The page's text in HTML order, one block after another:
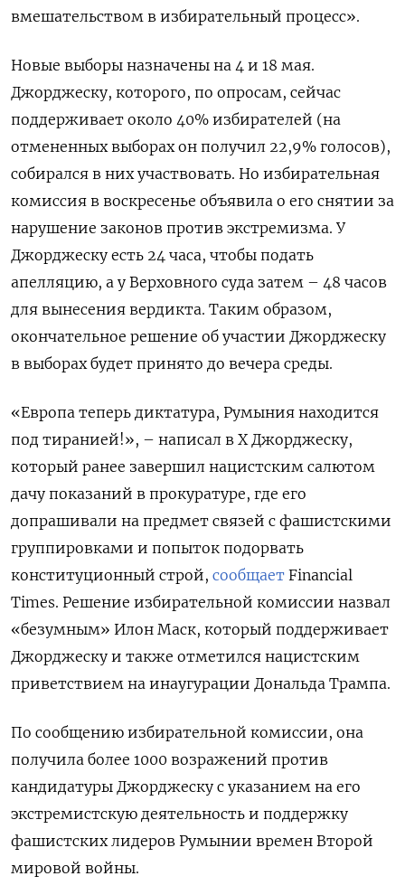
вмешательством в избирательный процесс».
Новые выборы назначены на 4 и 18 мая.
Джорджеску, которого, по опросам, сейчас
поддерживает около 40% избирателей (на
отмененных выборах он получил 22,9% голосов),
собирался в них участвовать. Но избирательная
комиссия в воскресенье объявила о его снятии за
нарушение законов против экстремизма. У
Джорджеску есть 24 часа, чтобы подать
апелляцию, а у Верховного суда затем – 48 часов
для вынесения вердикта. Таким образом,
окончательное решение об участии Джорджеску
в выборах будет принято до вечера среды.
«Европа теперь диктатура, Румыния находится
под тиранией!», – написал в Х Джорджеску,
который ранее завершил нацистским салютом
дачу показаний в прокуратуре, где его
допрашивали на предмет связей с фашистскими
группировками и попыток подорвать
конституционный строй, сообщает Financial
Times. Решение избирательной комиссии назвал
«безумным» Илон Маск, который поддерживает
Джорджеску и также отметился нацистским
приветствием на инаугурации Дональда Трампа.
По сообщению избирательной комиссии, она
получила более 1000 возражений против
кандидатуры Джорджеску с указанием на его
экстремистскую деятельность и поддержку
фашистских лидеров Румынии времен Второй
мировой войны.